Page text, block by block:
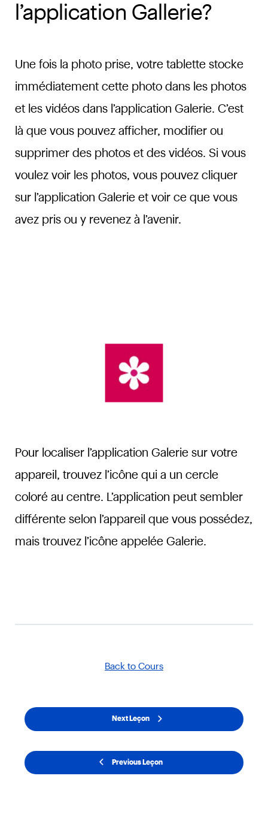
l’application Gallerie?
Une fois la photo prise, votre tablette stocke
immédiatement cette photo dans les photos
et les vidéos dans l’application Galerie. C’est
là que vous pouvez afficher, modifier ou
supprimer des photos et des vidéos. Si vous
voulez voir les photos, vous pouvez cliquer
sur l’application Galerie et voir ce que vous
avez pris ou y revenez à l’avenir.
Pour localiser l’application Galerie sur votre
appareil, trouvez l’icône qui a un cercle
coloré au centre. L’application peut sembler
différente selon l’appareil que vous possédez,
mais trouvez l’icône appelée Galerie.
Previous Leçon
Back to Cours
Next Leçon